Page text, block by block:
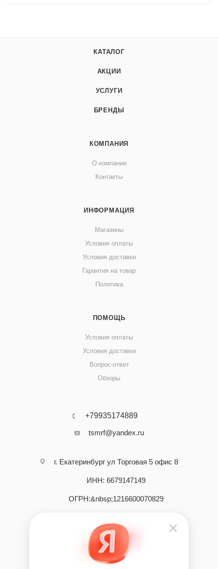
КАТАЛОГ
АКЦИИ
УСЛУГИ
БРЕНДЫ
КОМПАНИЯ
О компании
Контакты
ИНФОРМАЦИЯ
Магазины
Условия оплаты
Условия доставки
Гарантия на товар
Политика
ПОМОЩЬ
Условия оплаты
Условия доставки
Вопрос-ответ
Обзоры
+79935174889
tsmrf@yandex.ru
г. Екатеринбург ул Торговая 5 офис 8
ИНН: 6679147149
ОГРН:&nbsp;1216600070829